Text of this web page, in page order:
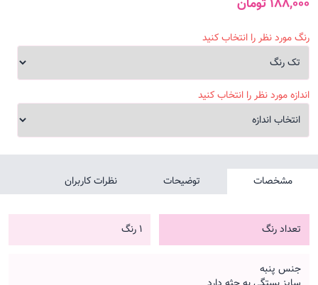
188,000 تومان
رنگ مورد نظر را انتخاب کنید
اندازه مورد نظر را انتخاب کنید
مشخصات توضیحات نظرات کاربران
تعداد رنگ 1 رنگ
جنس پنبه